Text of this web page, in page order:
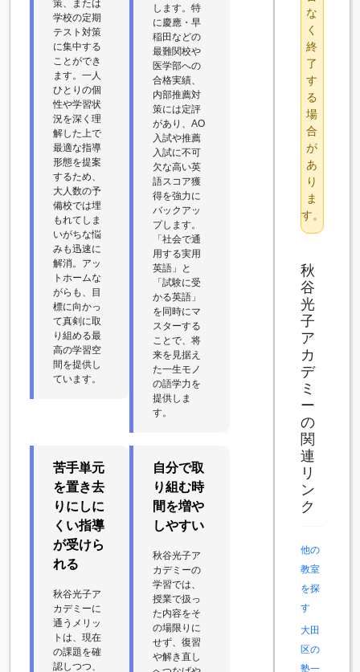
策、または
学校の定期
テスト対策
に集中する
ことができ
ます。一人
ひとりの個
性や学習状
況を深く理
解した上で
最適な指導
形態を提案
するため、
大人数の予
備校では埋
もれてしま
いがちな悩
みも迅速に
解消。アッ
トホームな
がらも、目
標に向かっ
て真剣に取
り組める最
高の学習空
間を提供し
ています。
します。特
に慶應・早
稲田などの
最難関校や
医学部への
合格実績、
内部推薦対
策には定評
があり、AO
入試や推薦
入試に不可
欠な高い英
語スコア獲
得を強力に
バックアッ
プします。
「社会で通
用する実用
英語」と
「試験に受
かる英語」
を同時にマ
スターする
ことで、将
来を見据え
た一生モノ
の語学力を
提供しま
す。
苦手単元
を置き去
りにしに
くい指導
が受けら
れる
秋谷光子ア
カデミーに
通うメリッ
トは、現在
の課題を確
認しつつ、
自分で取
り組む時
間を増や
しやすい
秋谷光子ア
カデミーの
学習では、
授業で扱っ
た内容をそ
の場限りに
せず、復習
や解き直し
な
く
終
了
す
る
場
合
が
あ
り
ま
す。
秋
谷
光
子
ア
カ
デ
ミ
ー
の
関
連
リ
ン
ク
他の
教室
を探
す
大田
区の
塾一